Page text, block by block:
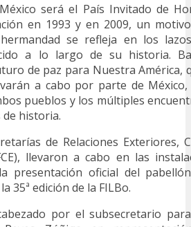
será el País Invitado de
en 1993 y en 2009, un
se refleja en los
a lo largo de su historia.
de paz para Nuestra América,
a cabo por parte de
pueblos y los múltiples
de historia.
de Relaciones Exteriores,
llevaron a cabo en las
presentación oficial del
35ª edición de la FILBo.
por el subsecretario